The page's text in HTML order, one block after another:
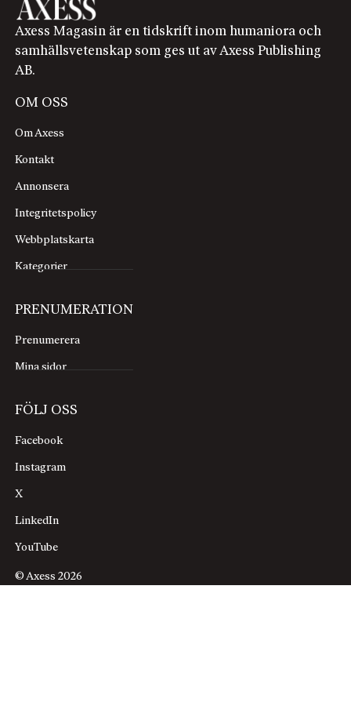
Axess Magasin är en tidskrift inom humaniora och
samhällsvetenskap som ges ut av Axess Publishing
AB.
OM OSS
Om Axess
Kontakt
Annonsera
Integritetspolicy
Webbplatskarta
Kategorier
PRENUMERATION
Prenumerera
Mina sidor
FÖLJ OSS
Facebook
Instagram
X
LinkedIn
YouTube
© Axess 2026